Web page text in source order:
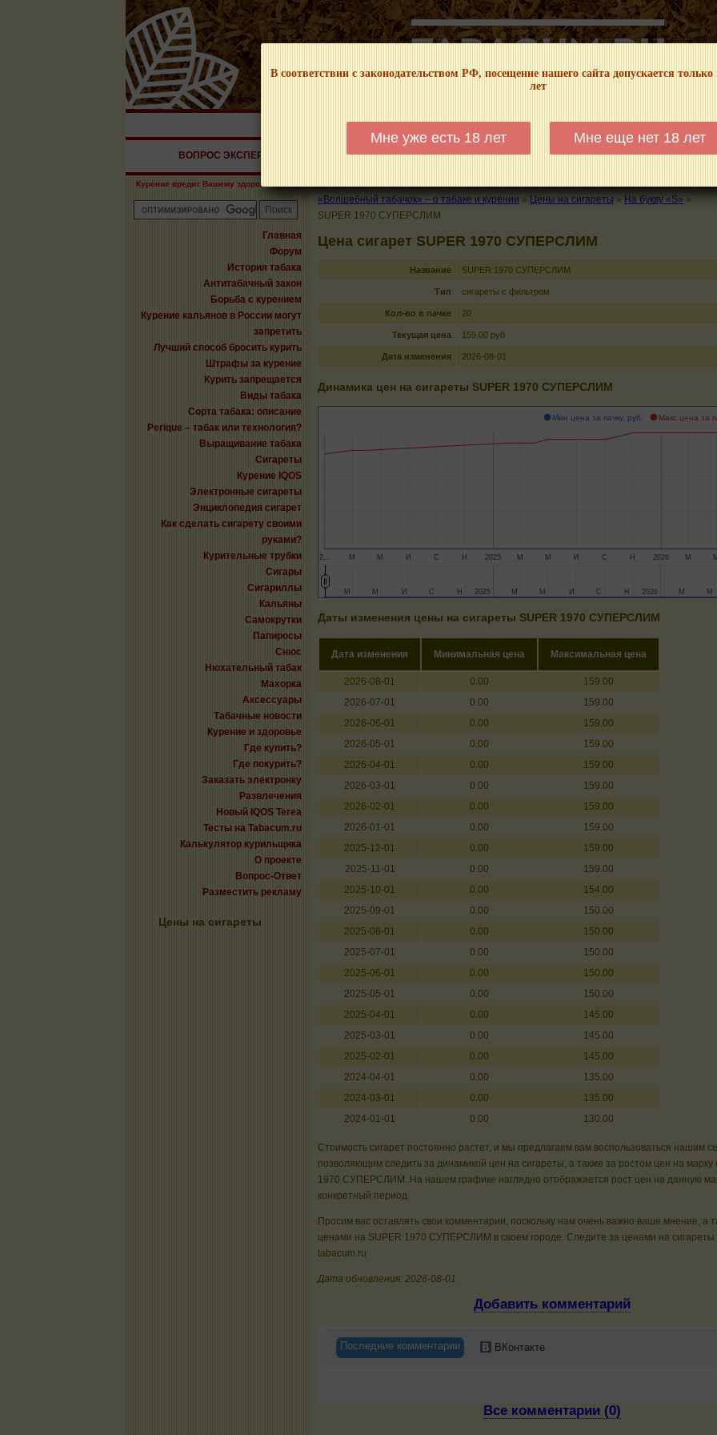
В соответствии с законодательством РФ, посещение нашего сайта допускается
лет
Мне уже есть 18 лет Мне еще нет 18 лет
НАШ ПОРТАЛ – ИНФОРМАЦИОННЫЙ! МЫ НЕ ЗАНИМАЕМСЯ ПРОДАЖЕЙ И РЕКЛАМОЙ
ВОПРОС ЭКСПЕРТУ КАЛЬЯНЫ ТРУБКИ ГДЕ КУПИТЬ ГДЕ ПОКУРИТЬ КУРЕНИЕ И
Курение вредит Вашему здоровью!
Главная
Форум
История табака
Антитабачный закон
Борьба с курением
Курение кальянов в России могут
запретить
Лучший способ бросить курить
Штрафы за курение
Курить запрещается
Виды табака
Сорта табака: описание
Perique – табак или технология?
Выращивание табака
Сигареты
Курение IQOS
Электронные сигареты
Энциклопедия сигарет
Как сделать сигарету своими
руками?
Курительные трубки
Сигары
Сигариллы
Кальяны
Самокрутки
Папиросы
Снюс
Нюхательный табак
Махорка
Аксессуары
Табачные новости
Курение и здоровье
Где купить?
Где покурить?
Заказать электронку
Развлечения
Новый IQOS Terea
Тесты на Tabacum.ru
Калькулятор курильщика
О проекте
Вопрос-Ответ
Разместить рекламу
Цены на сигареты
«Волшебный табачок» – о табаке и курении » Цены на сигареты » На букву «S» »
SUPER 1970 СУПЕРСЛИМ
Цена сигарет SUPER 1970 СУПЕРСЛИМ
Название SUPER 1970 СУПЕРСЛИМ
Тип сигареты с фильтром
Кол-во в пачке 20
Текущая цена 159.00 руб
Дата изменения 2026-08-01
Динамика цен на сигареты SUPER 1970 СУПЕРСЛИМ
Мин цена за пачку, руб. Макс цена за
2… 2025 2026
М М И С Н М М И С Н М М
2025
2025 2026
2026
М
М М
М ИИ С
С НН М
М М
М ИИ С
С НН М
М М
М
Даты изменения цены на сигареты SUPER 1970 СУПЕРСЛИМ
Дата изменения Минимальная цена Максимальная цена
2026-08-01 0.00
159.00
2026-07-01
0.00
159.00
2026-06-01
0.00
159.00
2026-05-01
0.00
159.00
2026-04-01
0.00
159.00
2026-03-01
0.00
159.00
2026-02-01
0.00
159.00
2026-01-01
0.00
159.00
2025-12-01
0.00
159.00
2025-11-01
0.00
159.00
2025-10-01
0.00
154.00
2025-09-01
0.00
150.00
2025-08-01
0.00
150.00
2025-07-01
0.00
150.00
2025-06-01
0.00
150.00
2025-05-01
0.00
150.00
2025-04-01
0.00
145.00
2025-03-01
0.00
145.00
2025-02-01
0.00
145.00
2024-04-01
0.00
135.00
2024-03-01
0.00
135.00
2024-01-01
0.00 130.00
Стоимость сигарет постоянно растет, и мы предлагаем вам воспользоваться нашим
позволяющим следить за динамикой цен на сигареты, а также за ростом цен на марку
1970 СУПЕРСЛИМ. На нашем графике наглядно отображается рост цен на данную
конкретный период.
Просим вас оставлять свои комментарии, поскольку нам очень важно ваше мнение, а
ценами на SUPER 1970 СУПЕРСЛИМ в своем городе. Следите за ценами на сигареты
tabacum.ru
Дата обновления: 2026-08-01
Добавить комментарий
Последние комментарии ВКонтакте
Все комментарии (0)